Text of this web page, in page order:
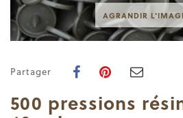
AGRANDIR
Partager
500 pressions